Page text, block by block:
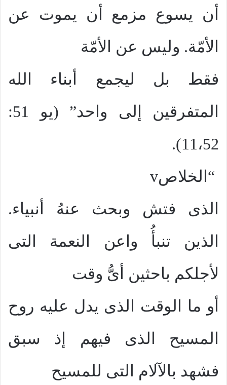
أن يسوع مزمع أن يموت عن
الأمّة. وليس عن الأمّة
فقط بل ليجمع أبناء الله
المتفرقين إلى واحد” (يو 51:
11،52).
v“الخلاص
الذى فتش وبحث عنهُ أنبياء.
الذين تنبأُ واعن النعمة التى
لأجلكم باحثين أىُّ وقت
أو ما الوقت الذى يدل عليه روح
المسيح الذى فيهم إذ سبق
فشهد بالآلام التى للمسيح